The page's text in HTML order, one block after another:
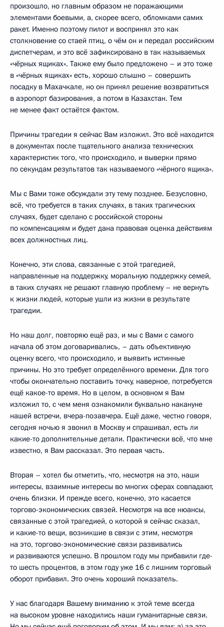
произошло, но главным образом не поражающими
элементами боевыми, а, скорее всего, обломками самих
ракет. Именно поэтому пилот и воспринял это как
столкновение со стаей птиц, о чём он и передал российским
диспетчерам, и это всё зафиксировано в так называемых
«чёрных ящиках». Также ему было предложено – и это тоже
в «чёрных ящиках» есть, хорошо слышно – совершить
посадку в Махачкале, но он принял решение возвратиться
в аэропорт базирования, а потом в Казахстан. Тем
не менее факт остаётся фактом.
Причины трагедии я сейчас Вам изложил. Это всё находится
в документах после тщательного анализа технических
характеристик того, что происходило, и выверки прямо
по секундам результатов так называемого «чёрного ящика».
Мы с Вами тоже обсуждали эту тему позднее. Безусловно,
всё, что требуется в таких случаях, в таких трагических
случаях, будет сделано с российской стороны
по компенсациям и будет дана правовая оценка действиям
всех должностных лиц.
Конечно, эти слова, связанные с этой трагедией,
направленные на поддержку, моральную поддержку семей,
в таких случаях не решают главную проблему – не вернуть
к жизни людей, которые ушли из жизни в результате
трагедии.
Но наш долг, повторяю ещё раз, и мы с Вами с самого
начала об этом договаривались, – дать объективную
оценку всего, что происходило, и выявить истинные
причины. Но это требует определённого времени. Для того
чтобы окончательно поставить точку, наверное, потребуется
ещё какое-то время. Но в целом, в основном я Вам
изложил то, с чем меня ознакомили буквально накануне
нашей встречи, вчера-позавчера. Ещё даже, честно говоря,
сегодня ночью я звонил в Москву и спрашивал, есть ли
какие-то дополнительные детали. Практически всё, что мне
известно, я Вам рассказал. Это первая часть.
Вторая – хотел бы отметить, что, несмотря на это, наши
интересы, взаимные интересы во многих сферах совпадают,
очень близки. И прежде всего, конечно, это касается
торгово-экономических связей. Несмотря на все нюансы,
связанные с этой трагедией, о которой я сейчас сказал,
и какие-то вещи, возникшие в связи с этим, несмотря
на это, торгово-экономические связи развивались
и развиваются успешно. В прошлом году мы прибавили где-
то шесть процентов, в этом году уже 16 с лишним торговый
оборот прибавил. Это очень хороший показатель.
У нас благодаря Вашему вниманию к этой теме всегда
на высоком уровне находились наши гуманитарные связи.